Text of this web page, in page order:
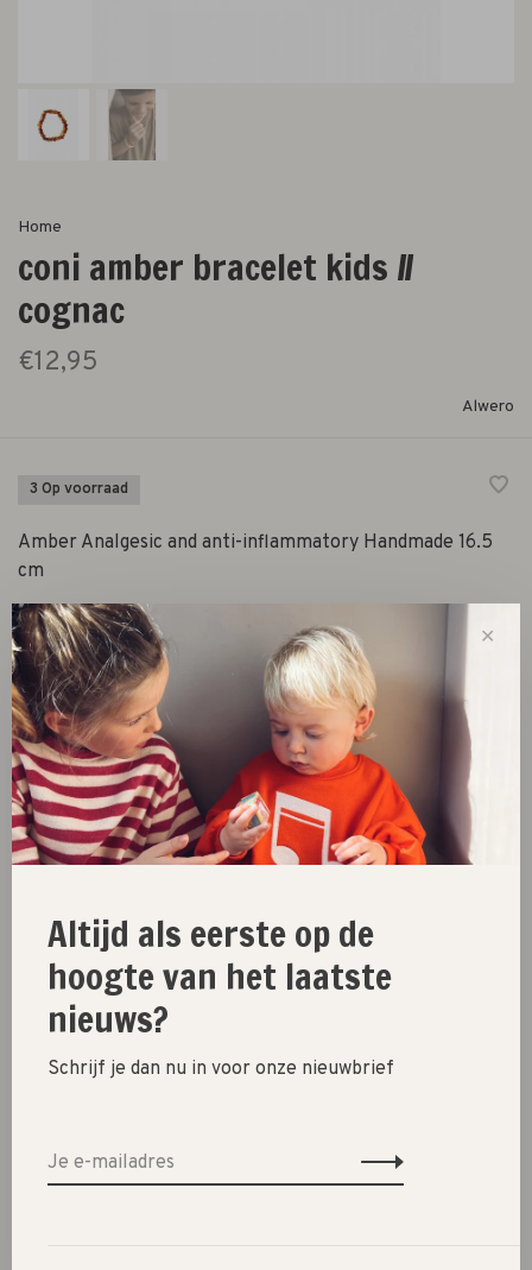
Home
coni amber bracelet kids //
cognac
€12,95
Alwero
3 Op voorraad
Amber Analgesic and anti-inflammatory Handmade 16.5
cm
Aantal: -
Toevoegen aan winkelwagen
Size guide
SALE 30%
Kleding
✕
Altijd als eerste op de
hoogte van het laatste
nieuws?
Schrijf je dan nu in voor onze nieuwbrief